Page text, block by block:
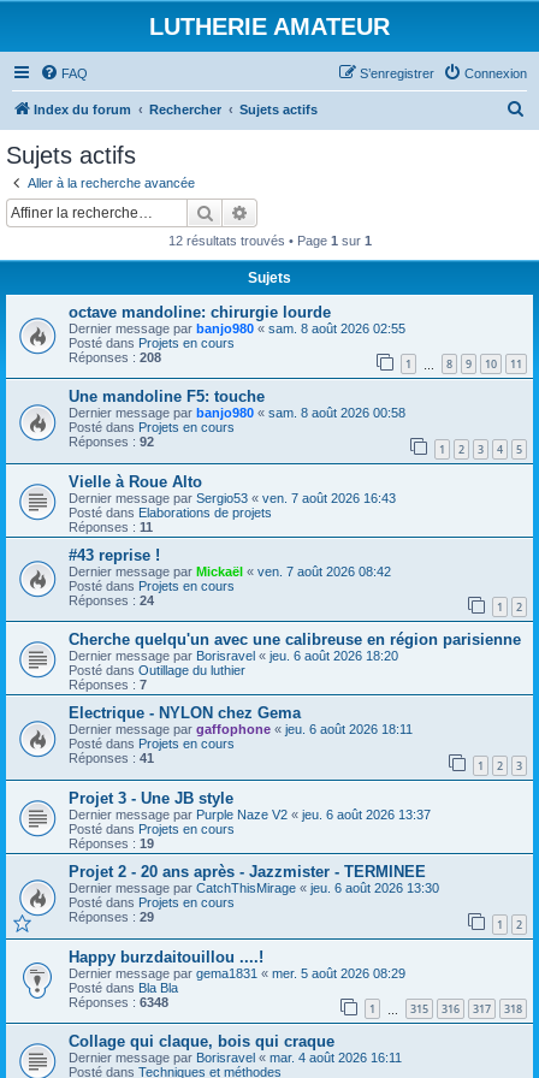
LUTHERIE AMATEUR
FAQ Connexion
S’enregistrer
Index du forum Rechercher Sujets actifs
Sujets actifs
Aller à la recherche avancée
Rechercher
12 résultats trouvés • Page 1 sur 1
Sujets
octave mandoline: chirurgie lourde
Dernier message par banjo980 « sam. 8 août 2026 02:55
Posté dans Projets en cours
Réponses : 208 1 8 9 10 11
Une mandoline F5: touche
Dernier message par banjo980 « sam. 8 août 2026 00:58
Posté dans Projets en cours
Réponses : 92 1 2 3 4 5
Vielle à Roue Alto
Dernier message par Sergio53 « ven. 7 août 2026 16:43
Posté dans Elaborations de projets
Réponses : 11
#43 reprise !
Dernier message par Mickaël « ven. 7 août 2026 08:42
Posté dans Projets en cours
Réponses : 24 1 2
Cherche quelqu'un avec une calibreuse en région parisienne
Dernier message par Borisravel « jeu. 6 août 2026 18:20
Posté dans Outillage du luthier
Réponses : 7
Electrique - NYLON chez Gema
Dernier message par gaffophone « jeu. 6 août 2026 18:11
Posté dans Projets en cours
Réponses : 41 1 2 3
Projet 3 - Une JB style
Dernier message par Purple Naze V2 « jeu. 6 août 2026 13:37
Posté dans Projets en cours
Réponses : 19
Projet 2 - 20 ans après - Jazzmister - TERMINEE
Dernier message par CatchThisMirage « jeu. 6 août 2026 13:30
Posté dans Projets en cours
Réponses : 29 1 2
Happy burzdaitouillou ....!
Dernier message par gema1831 « mer. 5 août 2026 08:29
Posté dans Bla Bla
Réponses : 6348 1 315 316 317 318
Collage qui claque, bois qui craque
Dernier message par Borisravel « mar. 4 août 2026 16:11
Posté dans Techniques et méthodes